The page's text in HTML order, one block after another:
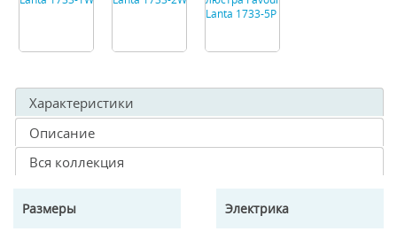
Характеристики
Описание
Вся коллекция
Размеры Электрика